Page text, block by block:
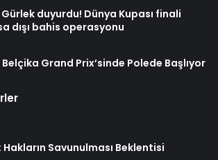
duyurdu! Dünya Kupası finali
dışı bahis operasyonu
Grand Prix’sinde Polede Başlıyor
Hakların Savunulması Beklentisi